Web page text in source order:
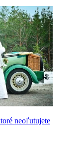
neoľutujete